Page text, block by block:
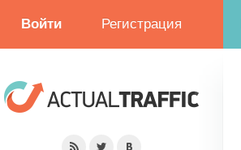
Войти Регистрация